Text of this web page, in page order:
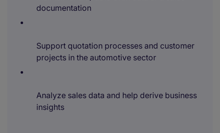
documentation
Support quotation processes and customer
projects in the automotive sector
Analyze sales data and help derive business
insights